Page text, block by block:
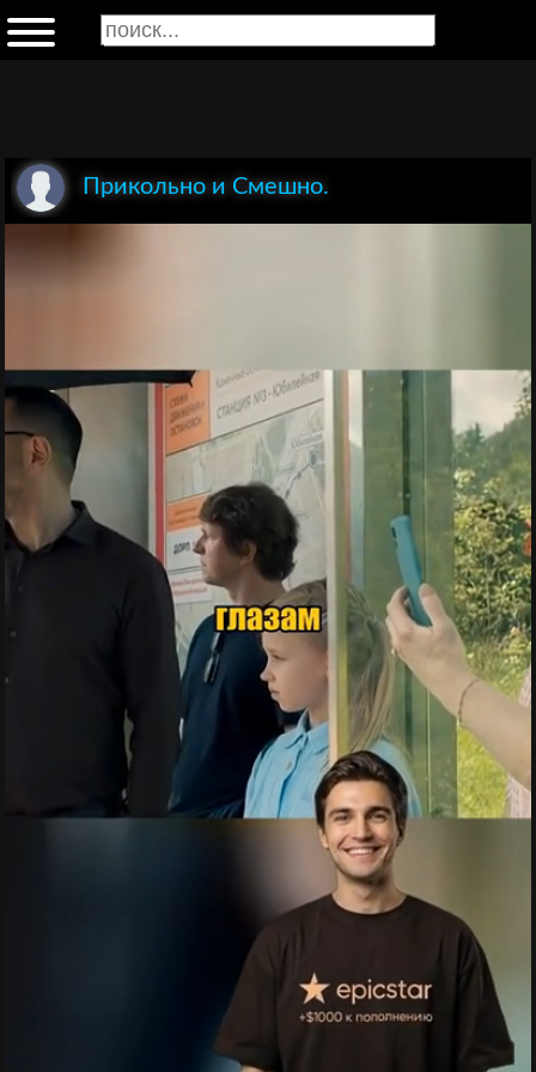
Прикольно и Смешно.